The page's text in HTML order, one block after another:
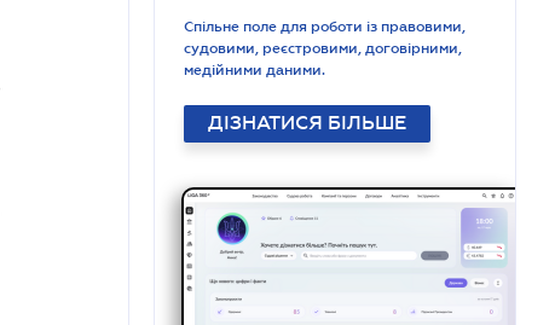
Спільне поле для роботи із правовими,
судовими, реєстровими, договірними,
медійними даними.
ДІЗНАТИСЯ БІЛЬШЕ